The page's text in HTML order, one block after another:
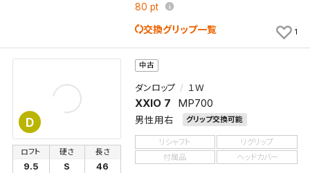
80 pt
交換グリップ一覧 1
D
中古
ダンロップ １Ｗ
XXIO 7 MP700
男性用右 グリップ交換可能
ロフト
9.5
硬さ
S
長さ
46
リシャフト
リグリップ
付属品
ヘッドカバー